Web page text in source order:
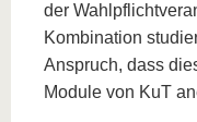
der
Kombination
Anspruch, dass
Module von KuT